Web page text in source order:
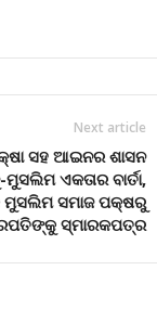
Next article
ସହ ଆଇନର ଶାସନ
ଏକତାର ବାର୍ତା,
ସମାଜ ପକ୍ଷରୁ
ସ୍ମାରକପତ୍ର